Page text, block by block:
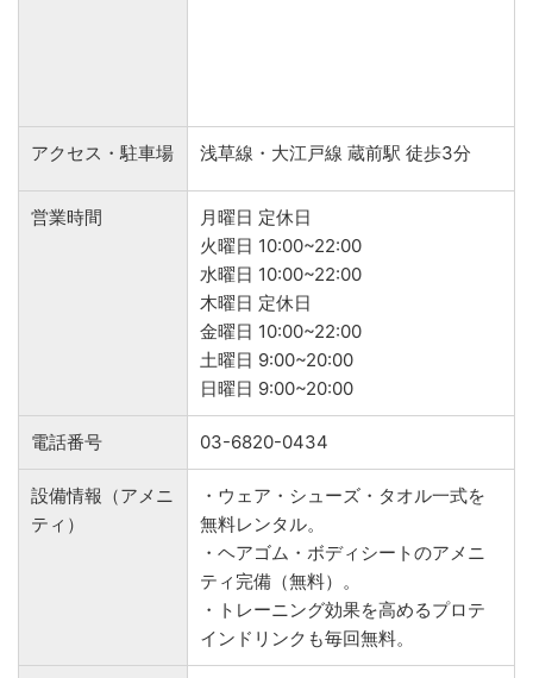
アクセス・駐車場 浅草線・大江戸線 蔵前駅 徒歩3分
営業時間
月曜日 定休日
火曜日 10:00~22:00
水曜日 10:00~22:00
木曜日 定休日
金曜日 10:00~22:00
土曜日 9:00~20:00
日曜日 9:00~20:00
電話番号 03-6820-0434
設備情報（アメニ
ティ）
・ウェア・シューズ・タオル一式を
無料レンタル。
・ヘアゴム・ボディシートのアメニ
ティ完備（無料）。
・トレーニング効果を高めるプロテ
インドリンクも毎回無料。